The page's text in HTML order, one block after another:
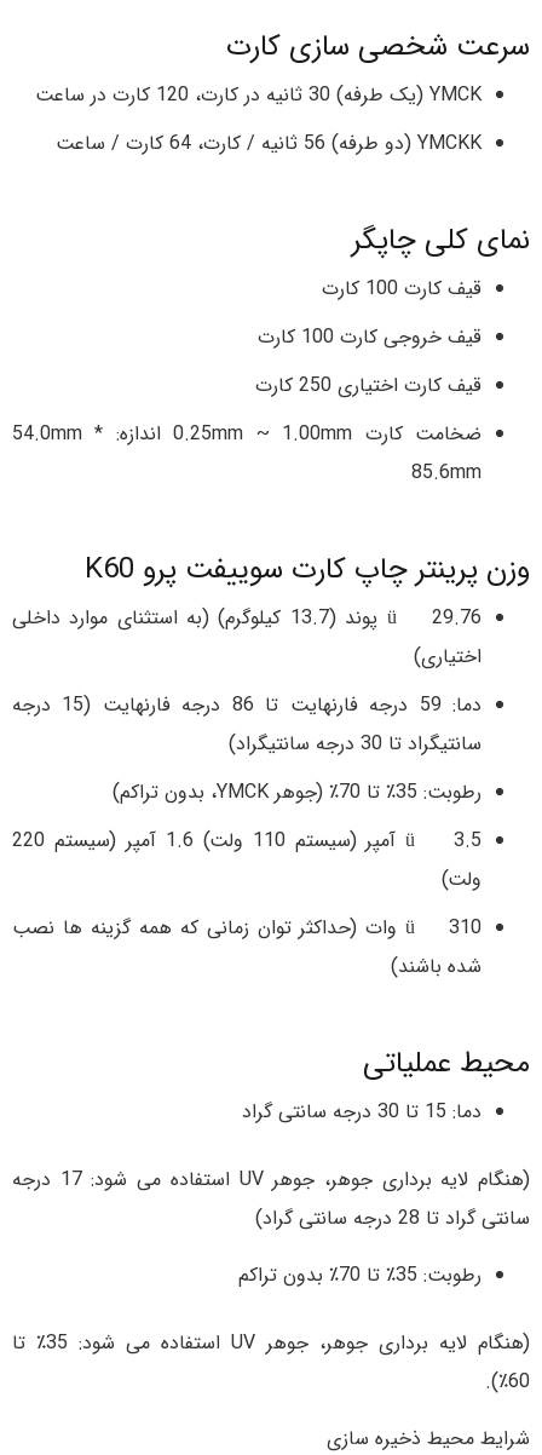
سرعت شخصی سازی کارت
YMCK (یک طرفه) 30 ثانیه در کارت، 120 کارت در ساعت
YMCKK (دو طرفه) 56 ثانیه / کارت، 64 کارت / ساعت
نمای کلی چاپگر
قیف کارت 100 کارت
قیف خروجی کارت 100 کارت
قیف کارت اختیاری 250 کارت
ضخامت کارت 0.25mm ~ 1.00mm اندازه: 54.0mm *
85.6mm
وزن پرینتر چاپ کارت سوییفت پرو K60
ü 29.76 پوند (13.7 کیلوگرم) (به استثنای موارد داخلی
اختیاری)
دما: 59 درجه فارنهایت تا 86 درجه فارنهایت (15 درجه
سانتیگراد تا 30 درجه سانتیگراد)
رطوبت: 35٪ تا 70٪ (جوهر YMCK، بدون تراکم)
ü 3.5 آمپر (سیستم 110 ولت) 1.6 آمپر (سیستم 220
ولت)
ü 310 وات (حداکثر توان زمانی که همه گزینه ها نصب
شده باشند)
محیط عملیاتی
دما: 15 تا 30 درجه سانتی گراد
(هنگام لایه برداری جوهر، جوهر UV استفاده می شود: 17 درجه
سانتی گراد تا 28 درجه سانتی گراد)
رطوبت: 35٪ تا 70٪ بدون تراکم
(هنگام لایه برداری جوهر، جوهر UV استفاده می شود: 35٪ تا
60٪).
شرایط محیط ذخیره سازی